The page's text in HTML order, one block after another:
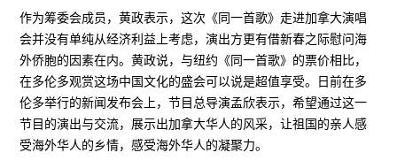
作为筹委会成员，黄政表示，这次《同一首歌》走进加拿大演唱
会并没有单纯从经济利益上考虑，演出方更有借新春之际慰问海
外侨胞的因素在内。黄政说，与纽约《同一首歌》的票价相比，
在多伦多观赏这场中国文化的盛会可以说是超值享受。日前在多
伦多举行的新闻发布会上，节目总导演孟欣表示，希望通过这一
节目的演出与交流，展示出加拿大华人的风采，让祖国的亲人感
受海外华人的乡情，感受海外华人的凝聚力。